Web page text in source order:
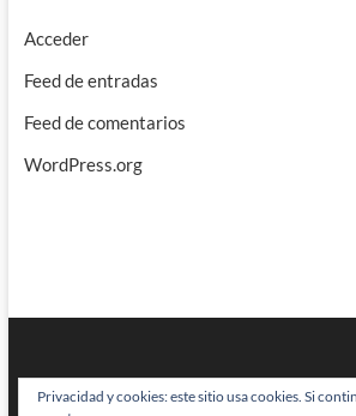
Acceder
Feed de entradas
Feed de comentarios
WordPress.org
Privacidad y cookies: este sitio usa cookies. Si